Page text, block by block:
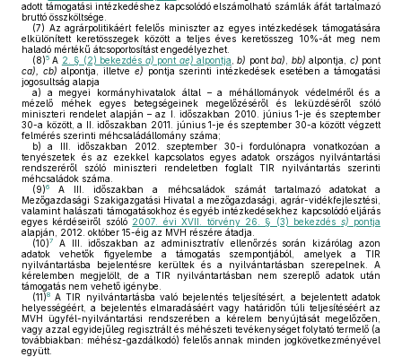
adott támogatási intézkedéshez kapcsolódó elszámolható számlák áfát tartalmazó
bruttó összköltsége.
(7) Az agrárpolitikáért felelős miniszter az egyes intézkedések támogatására
elkülönített keretösszegek között a teljes éves keretösszeg 10%-át meg nem
haladó mértékű átcsoportosítást engedélyezhet.
(8)5 A 2. § (2) bekezdés a) pont ae) alpontja ,b) pontba) bb) alpontja, c) pont
ca), cb) alpontja, illetve e) pontja szerinti intézkedések esetében a támogatási
jogosultság alapja
a) a megyei kormányhivatalok által – a méhállományok védelméről és a
mézelő méhek egyes betegségeinek megelőzéséről és leküzdéséről szóló
miniszteri rendelet alapján – az I. időszakban 2010. június 1-je és szeptember
30-a között, a II. időszakban 2011. június 1-je és szeptember 30-a között végzett
felmérés szerinti méhcsaládállomány száma;
b) a III. időszakban 2012. szeptember 30-i fordulónapra vonatkozóan a
tenyészetek és az ezekkel kapcsolatos egyes adatok országos nyilvántartási
rendszeréről szóló miniszteri rendeletben foglalt TIR nyilvántartás szerinti
méhcsaládok száma.
(9)6
A III. időszakban a méhcsaládok számát tartalmazó adatokat a
Mezőgazdasági Szakigazgatási Hivatal a mezőgazdasági, agrár-vidékfejlesztési,
valamint halászati támogatásokhoz és egyéb intézkedésekhez kapcsolódó eljárás
egyes kérdéseiről szóló 2007. évi XVII. törvény 26. § (3) bekezdés s) pontja
alapján, 2012. október 15-éig az MVH részére átadja.
(10)7
A III. időszakban az adminisztratív ellenőrzés során kizárólag azon
adatok vehetők figyelembe a támogatás szempontjából, amelyek a TIR
nyilvántartásba bejelentésre kerültek és a nyilvántartásban szerepelnek. A
kérelemben megjelölt, de a TIR nyilvántartásban nem szereplő adatok után
támogatás nem vehető igénybe.
(11)8 A TIR nyilvántartásba való bejelentés teljesítésért, a bejelentett adatok
helyességéért, a bejelentés elmaradásáért vagy határidőn túli teljesítéséért az
MVH ügyfél-nyilvántartási rendszerében a kérelem benyújtását megelőzően,
vagy azzal egyidejűleg regisztrált és méhészeti tevékenységet folytató termelő (a
továbbiakban: méhész-gazdálkodó) felelős annak minden jogkövetkezményével
együtt.